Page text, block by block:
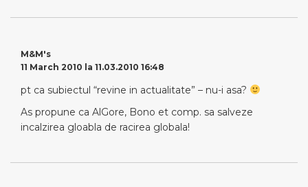
M&M's
11 March 2010 la 11.03.2010 16:48
pt ca subiectul “revine in actualitate” – nu-i asa?
As propune ca AlGore, Bono et comp. sa salveze
incalzirea gloabla de racirea globala!